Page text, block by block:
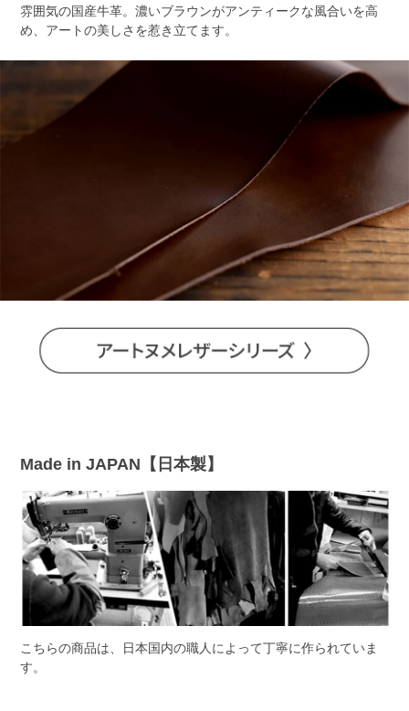
雰囲気の国産牛革。濃いブラウンがアンティークな風合いを高
め、アートの美しさを惹き立てます。
Made in JAPAN【日本製】
こちらの商品は、日本国内の職人によって丁寧に作られていま
す。